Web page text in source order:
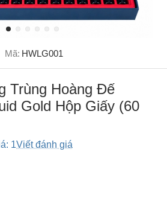
Mã: HWLG001
Trùng Hoàng Đế
Gold Hộp Giấy (60
1Viết đánh giá